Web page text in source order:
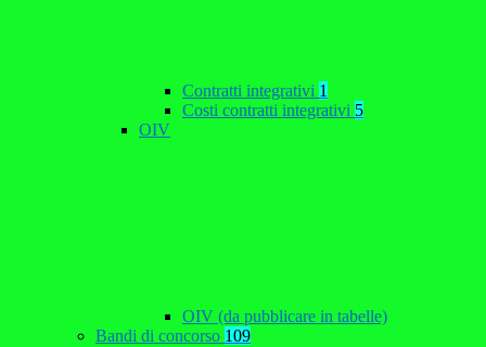
Contratti integrativi 1
Costi contratti integrativi 5
OIV
OIV (da pubblicare in tabelle)
Bandi di concorso 109